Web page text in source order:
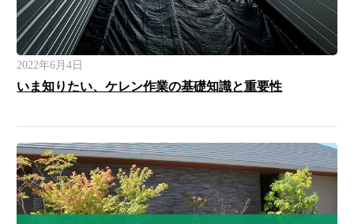
2022年6月4日
いま知りたい、ケレン作業の基礎知識と重要性